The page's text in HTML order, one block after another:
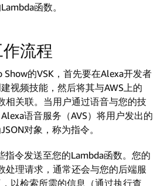
函数。
流程
Show的VSK，首先要在Alexa开发者
视频技能，然后将其与AWS上的
相关联。当用户通过语音与您的技
语音服务（AVS）将用户发出的
对象，称为指令。
指令发送至您的Lambda函数。您的
处理请求，通常还会与您的后端服
以检索所需的信息（通过执行查